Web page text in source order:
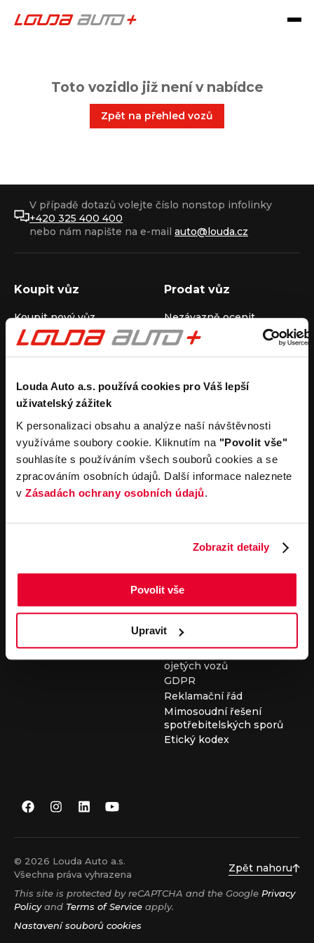
Louda Auto a.s. používá cookies pro Váš lepší
uživatelský zážitek
K personalizaci obsahu a analýze naší návštěvnosti
využíváme soubory cookie. Kliknutím na "Povolit vše"
souhlasíte s používáním všech souborů cookies a se
zpracováním osobních údajů. Další informace naleznete
v Zásadách ochrany osobních údajů.
Zobrazit detaily
Povolit vše
Upravit
Toto vozidlo již není v nabídce
Zpět na přehled vozů
V případě dotazů volejte číslo nonstop infolinky
+420 325 400 400
nebo nám napište na e-mail auto@louda.cz
Koupit vůz
Koupit nový vůz
Koupit ojetý vůz
Koupit užitkový vůz
Prodat vůz
Nezávazně ocenit
Průběh výkupu vozu
Pronájem
Carsharing
Autopůjčovna
Operativní leasing
Společnost
Louda Auto+ Poděbrady
Obytné vozy
Novinky
Kariéra
Servisní služby
Servis
Důležité odkazy
Cookies
Všeobecné obchodní
podmínky pro online
vozidel
Všeobecné obchodní
podmínky pro provádění
servisních prací
Všeobecné obchodní
podmínky při nákupu
ojetých vozů
GDPR
Reklamační řád
Mimosoudní řešení
spotřebitelských sporů
Etický kodex
© 2026 Louda Auto a.s.
Všechna práva vyhrazena
Zpět nahoru
This site is protected by reCAPTCHA and the Google Privacy
Policyand Terms of Service apply.
Nastavení souborů cookies